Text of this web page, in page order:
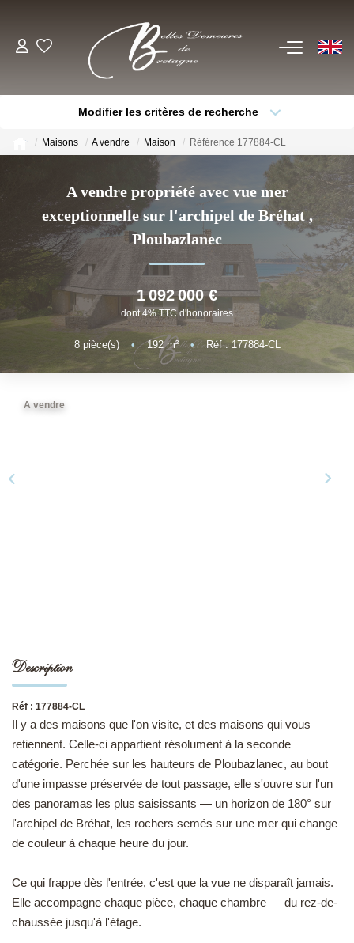
EN
Voir Tous Nos Biens
Châteaux & Manoirs
Propriétés Avec Étangs, Moulins
Bord De Mer
Propriétés Équestres, Rurales
Autres Demeures De Charme
ESTIMER
VENDRE
Modifier les critères de recherche
Sélectionnez...
Plus de critères Créer une alerte
Maisons A vendre Maison Référence 177884-CL
A vendre propriété avec vue mer
exceptionnelle sur l'archipel de Bréhat,
Ploubazlanec
1 092 000 €
dont 4% TTC d'honoraires
8pièce(s) • 192m² • Réf : 177884-CL
A vendre
Description
Réf : 177884-CL
Il y a des maisons que l'on visite, et des maisons qui vous
retiennent. Celle-ci appartient résolument à la seconde
catégorie. Perchée sur les hauteurs de Ploubazlanec, au bout
d'une impasse préservée de tout passage, elle s'ouvre sur l'un
des panoramas les plus saisissants — un horizon de 180° sur
l'archipel de Bréhat, les rochers semés sur une mer qui change
de couleur à chaque heure du jour.
Ce qui frappe dès l'entrée, c'est que la vue ne disparaît jamais.
Elle accompagne chaque pièce, chaque chambre — du rez-de-
chaussée jusqu'à l'étage.